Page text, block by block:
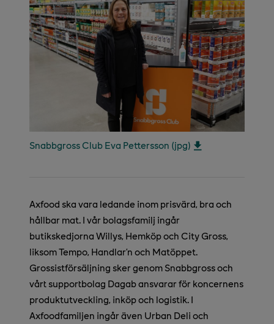
Snabbgross Club Eva Pettersson (jpg)
Axfood ska vara ledande inom prisvärd, bra och
hållbar mat. I vår bolagsfamilj ingår
butikskedjorna Willys, Hemköp och City Gross,
liksom Tempo, Handlar’n och Matöppet.
Grossistförsäljning sker genom Snabbgross och
vårt supportbolag Dagab ansvarar för koncernens
produktutveckling, inköp och logistik. I
Axfoodfamiljen ingår även Urban Deli och